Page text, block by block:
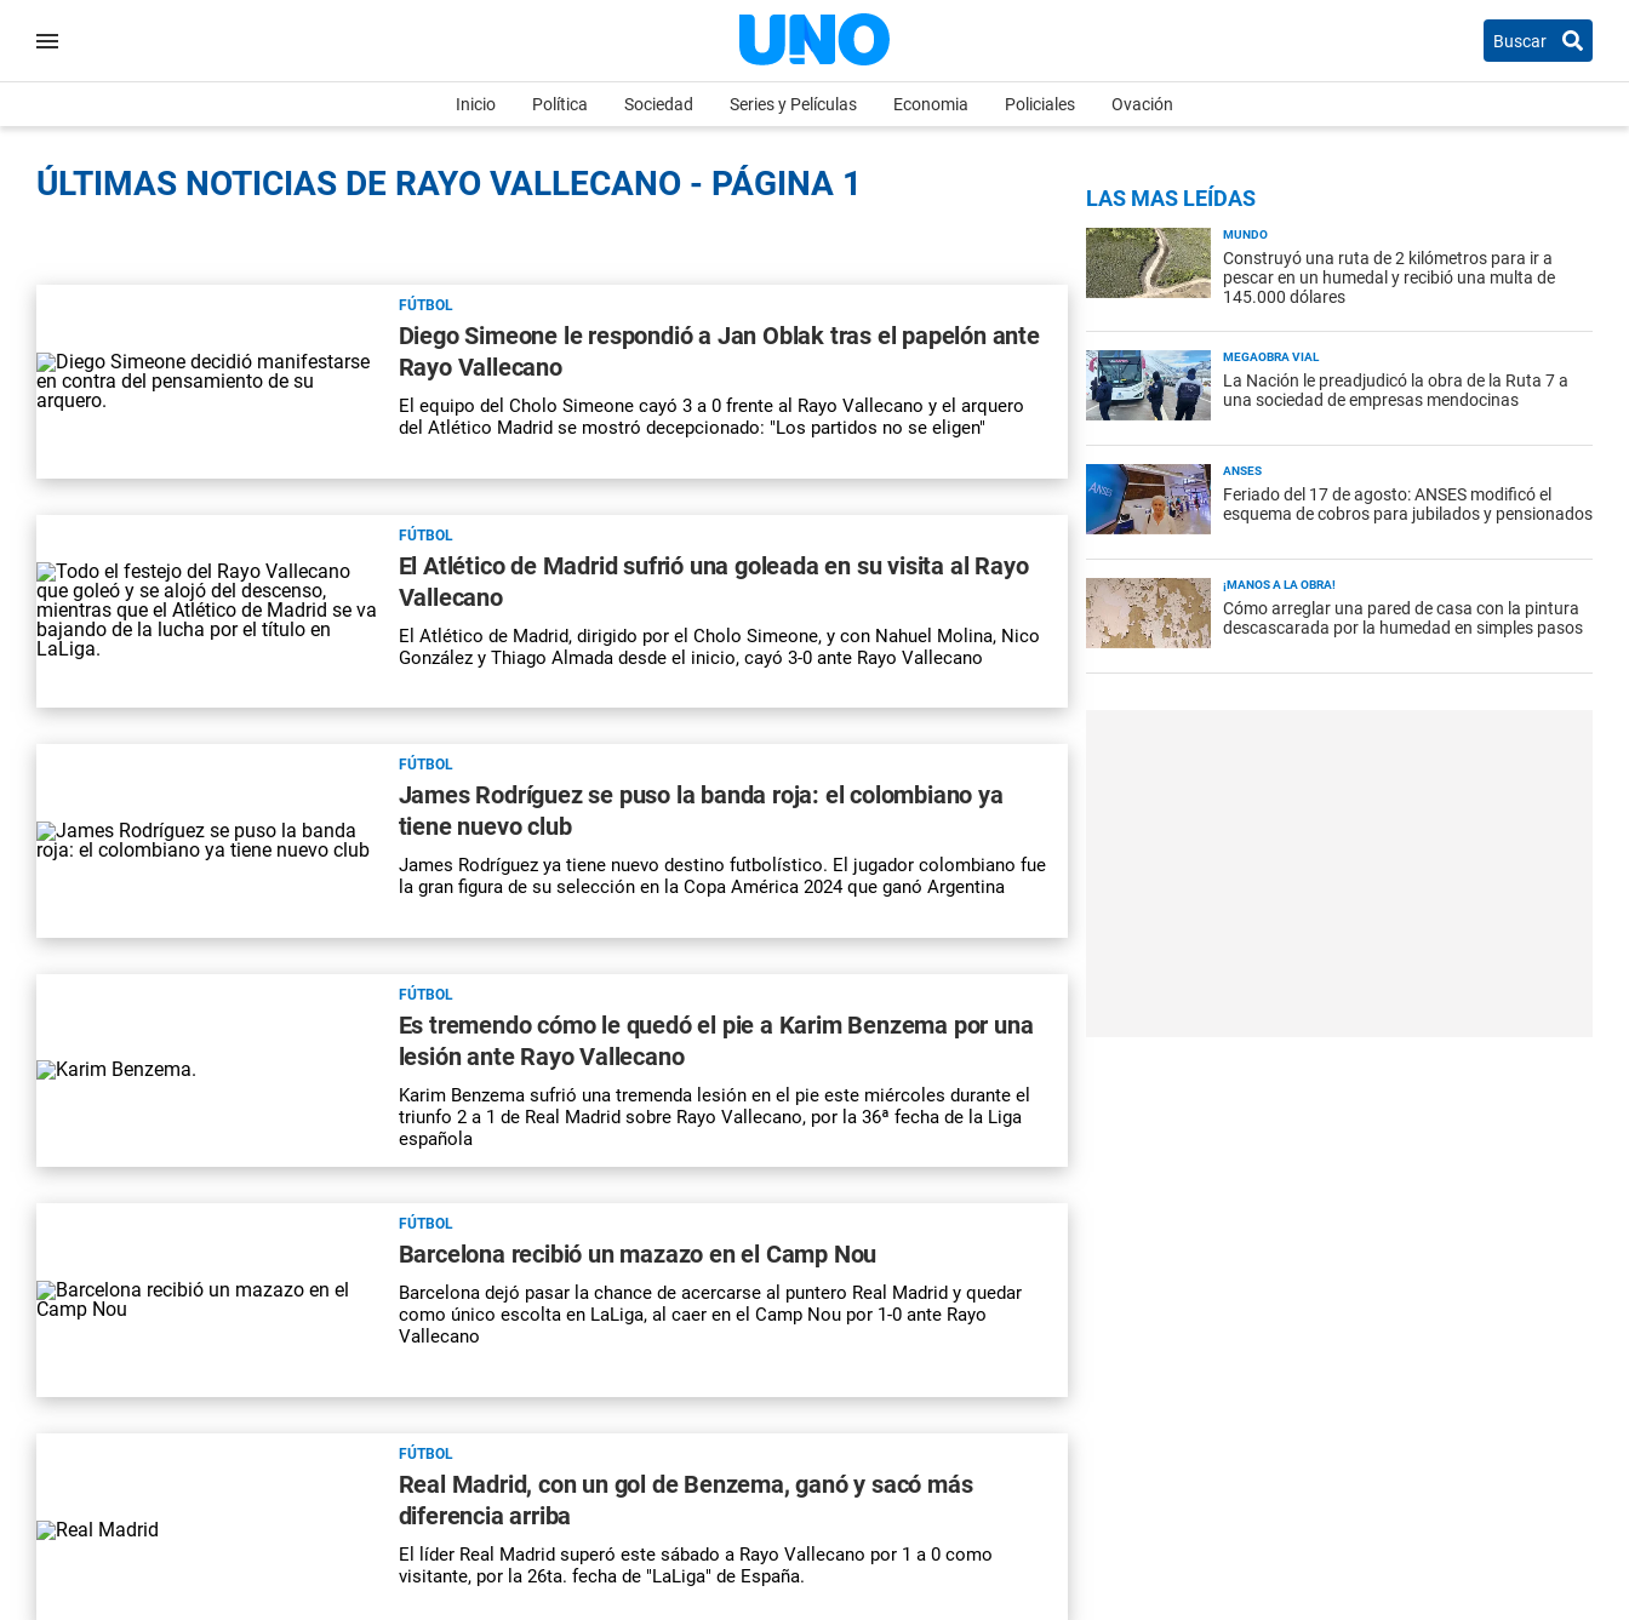
Buscar
Inicio Política Sociedad Series y Películas Economia Policiales Ovación
ÚLTIMAS NOTICIAS DE RAYO VALLECANO - PÁGINA 1
FÚTBOL
Diego Simeone le respondió a Jan Oblak tras el papelón ante
Rayo Vallecano
El equipo del Cholo Simeone cayó 3 a 0 frente al Rayo Vallecano y el arquero
del Atlético Madrid se mostró decepcionado: "Los partidos no se eligen"
FÚTBOL
El Atlético de Madrid sufrió una goleada en su visita al Rayo
Vallecano
El Atlético de Madrid, dirigido por el Cholo Simeone, y con Nahuel Molina, Nico
González y Thiago Almada desde el inicio, cayó 3-0 ante Rayo Vallecano
FÚTBOL
James Rodríguez se puso la banda roja: el colombiano ya
tiene nuevo club
James Rodríguez ya tiene nuevo destino futbolístico. El jugador colombiano fue
la gran figura de su selección en la Copa América 2024 que ganó Argentina
FÚTBOL
Es tremendo cómo le quedó el pie a Karim Benzema por una
lesión ante Rayo Vallecano
Karim Benzema sufrió una tremenda lesión en el pie este miércoles durante el
triunfo 2 a 1 de Real Madrid sobre Rayo Vallecano, por la 36ª fecha de la Liga
española
FÚTBOL
Barcelona recibió un mazazo en el Camp Nou
Barcelona dejó pasar la chance de acercarse al puntero Real Madrid y quedar
como único escolta en LaLiga, al caer en el Camp Nou por 1-0 ante Rayo
Vallecano
FÚTBOL
Real Madrid, con un gol de Benzema, ganó y sacó más
diferencia arriba
El líder Real Madrid superó este sábado a Rayo Vallecano por 1 a 0 como
visitante, por la 26ta. fecha de "LaLiga" de España.
LAS MAS LEÍDAS
MUNDO
Construyó una ruta de 2 kilómetros para ir a
pescar en un humedal y recibió una multa de
145.000 dólares
MEGAOBRA VIAL
La Nación le preadjudicó la obra de la Ruta 7 a
una sociedad de empresas mendocinas
ANSES
Feriado del 17 de agosto: ANSES modificó el
esquema de cobros para jubilados y pensionados
¡MANOS A LA OBRA!
Cómo arreglar una pared de casa con la pintura
descascarada por la humedad en simples pasos